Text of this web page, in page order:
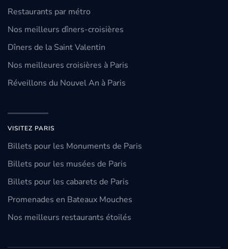
Restaurants par métro
Nos meilleurs dîners-croisières
Dîners de la Saint Valentin
Nos meilleures croisières à Paris
Réveillons du Nouvel An à Paris
VISITEZ PARIS
Billets pour les Monuments de Paris
Billets pour les musées de Paris
Billets pour les cabarets de Paris
Promenades en Bateaux Mouches
Nos meilleurs restaurants étoilés